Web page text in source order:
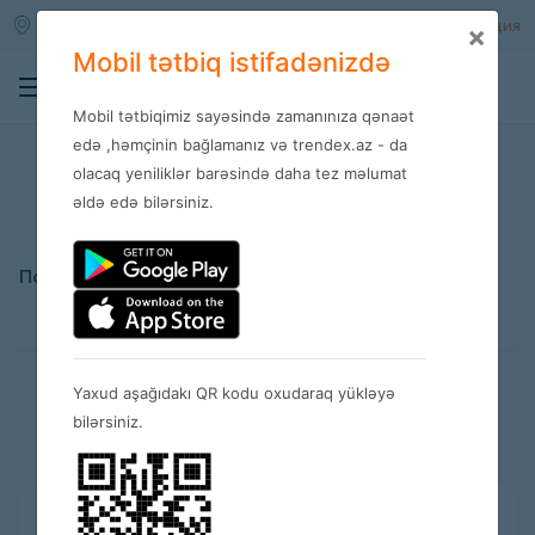
Регистрация
16.08.2025
Поделиться:
×
Mobil tətbiq istifadənizdə
Mobil tətbiqimiz sayəsində zamanınıza qənaət
edə ,həmçinin bağlamanız və trendex.az - da
olacaq yeniliklər barəsində daha tez məlumat
əldə edə bilərsiniz.
Yaxud aşağıdakı QR kodu oxudaraq yükləyə
bilərsiniz.